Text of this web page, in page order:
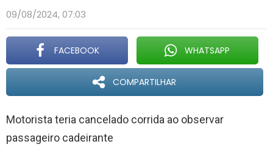
09/08/2024, 07:03
FACEBOOK WHATSAPP
COMPARTILHAR
Motorista teria cancelado corrida ao observar
passageiro cadeirante